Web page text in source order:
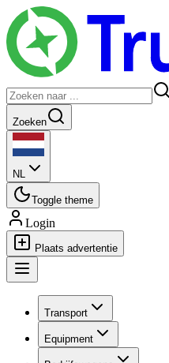
Zoeken
NL
Toggle theme
Login
Plaats advertentie
Transport
Equipment